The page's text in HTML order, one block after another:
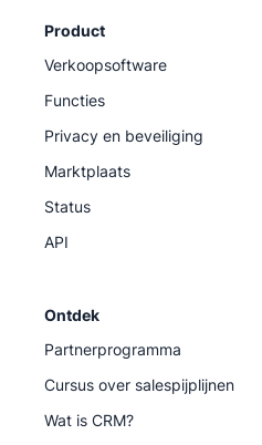
Product
Verkoopsoftware
Functies
Privacy en beveiliging
Marktplaats
Status
API
Ontdek
Partnerprogramma
Cursus over salespijplijnen
Wat is CRM?